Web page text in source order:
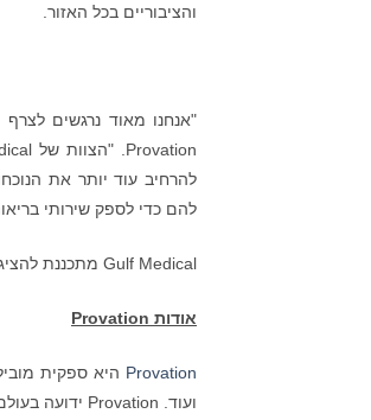
והציבוריים בכל האזור.
להם כדי לספק שירותי
Gulf Medical מתכננת להציג במהירות את Provation MD למתקני בריאות מובילים ברחבי ממלכת ערב הסעודית (KSA).
אודות Provation
Provation היא ספקית